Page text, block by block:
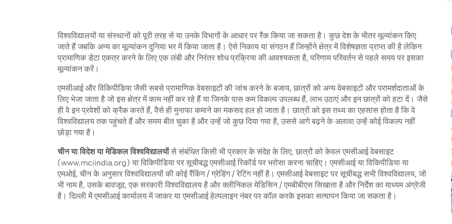
विश्वविद्यालयों या संस्थानों को पूरी तरह से या उनके विभागों के आधार पर रैंक किया जा सकता है। कुछ देश के भीतर मूल्यांकन किए
जाते हैं जबकि अन्य का मूल्यांकन दुनिया भर में किया जाता है। ऐसे निकाय या संगठन हैं जिन्होंने क्षेत्र में विशेषज्ञता प्राप्त की है लेकिन
प्रामाणिक डेटा एकत्र करने के लिए एक लंबी और निरंतर शोध प्रक्रिया की आवश्यकता है, परिणाम परिवर्तन से पहले समय पर इसका
मूल्यांकन करें।
एमसीआई और विकिपीडिया जैसी सबसे प्रामाणिक वेबसाइटों की जांच करने के बजाय, छात्रों को अन्य वेबसाइटों और परामर्शदाताओं के
लिए भेजा जाता है जो इस क्षेत्र में काम नहीं कर रहे हैं या जिनके पास कम विकल्प उपलब्ध हैं, लाभ उठाएं और इन छात्रों को हटा दें। जैसे
ही वे इन प्रवेशों को क्रैक करते हैं, वैसे ही मुनाफा कमाने का मकसद हल हो जाता है। छात्रों को इस तथ्य का एहसास होता है कि वे
विश्वविद्यालय तक पहुंचते हैं और समय बीत चुका है और उन्हें जो कुछ दिया गया है, उससे आगे बढ़ने के अलावा उन्हें कोई विकल्प नहीं
छोड़ा गया है।
चीन या विदेश या मेडिकल विश्वविद्यालयोंसे संबंधित किसी भी प्रकार के संदेह के लिए, छात्रों को केवल एमसीआई वेबसाइट
(www.mciindia.org) या विकिपीडिया पर सूचीबद्ध एमसीआई रिकॉर्ड पर भरोसा करना चाहिए। एमसीआई या विकिपीडिया या
एमओई, चीन के अनुसार विश्वविद्यालयों की कोई रैंकिंग / ग्रेडिंग / रेटिंग नहीं है। एमसीआई वेबसाइट पर सूचीबद्ध सभी विश्वविद्यालय, जो
भी नाम है, उसके बावजूद, एक सरकारी विश्वविद्यालय है और क्लीनिकल मेडिसिन / एमबीबीएस सिखाता है और निर्देश का माध्यम अंग्रेजी
है। दिल्ली में एमसीआई कार्यालय में जाकर या एमसीआई हेल्पलाइन नंबर पर कॉल करके इसका सत्यापन किया जा सकता है।